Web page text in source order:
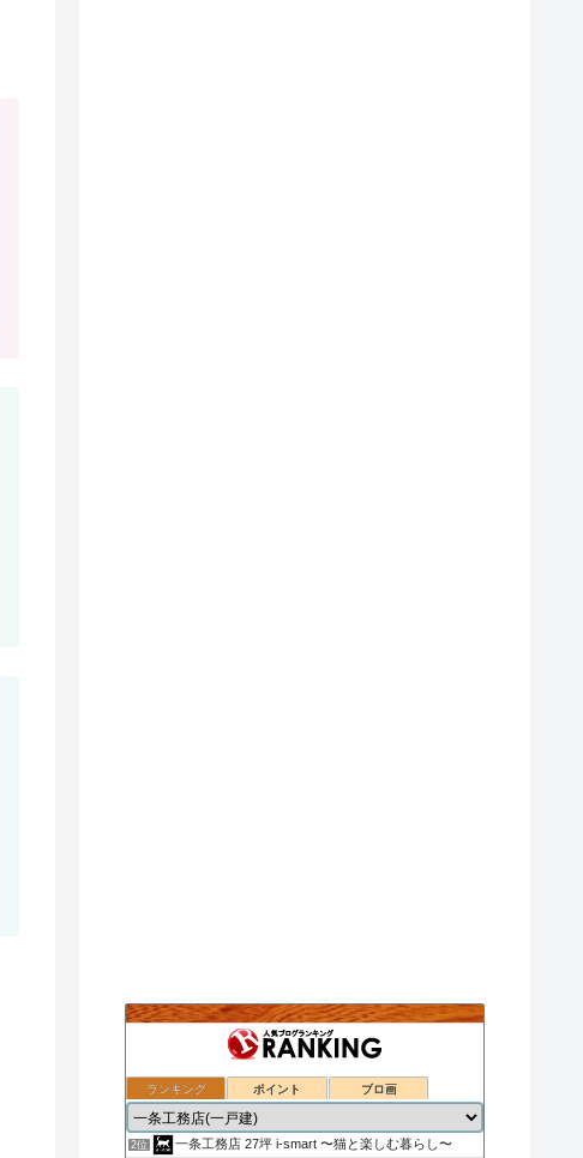
ランキング ポイント ブロ画
1位 nasu_star's blog
2位 一条工務店 27坪 i-smart 〜猫と楽しむ暮らし〜